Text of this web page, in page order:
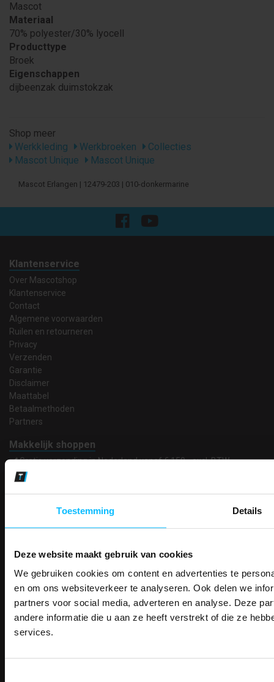
Toestemming Details
Deze website maakt gebruik van cookies
We gebruiken cookies om content en advertenties te
en om ons websiteverkeer te analyseren. Ook delen we
partners voor social media, adverteren en analyse. Deze
andere informatie die u aan ze heeft verstrekt of die ze
services.
Mascot
Materiaal
70% polyester/30% lyocell
Producttype
Broek
Eigenschappen
dijbeenzak duimstokzak
Shop meer
Werkkleding
Werkbroeken
Collecties
Mascot Unique
Mascot Unique
Mascot Erlangen | 12479-203 | 010-donkermarine
Klantenservice
Over Mascotshop
Klantenservice
Contact
Algemene voorwaarden
Ruilen en retourneren
Privacy
Verzenden
Garantie
Disclaimer
Maattabel
Betaalmethoden
Partners
Makkelijk shoppen
Gratis verzending in Nederland vanaf € 150,- excl. BTW
Bedruk- en borduurservice
Email
Inschrijven
Contact
TEACO VOF
9723 JG Groningen
ONTVANG
KORTING OP
PAK
veiligheidsschoenen